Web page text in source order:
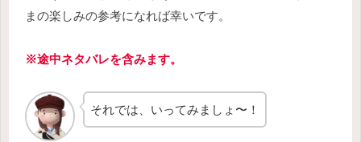
まの楽しみの参考になれば幸いです。
※途中ネタバレを含みます。
それでは、いってみましょ〜！